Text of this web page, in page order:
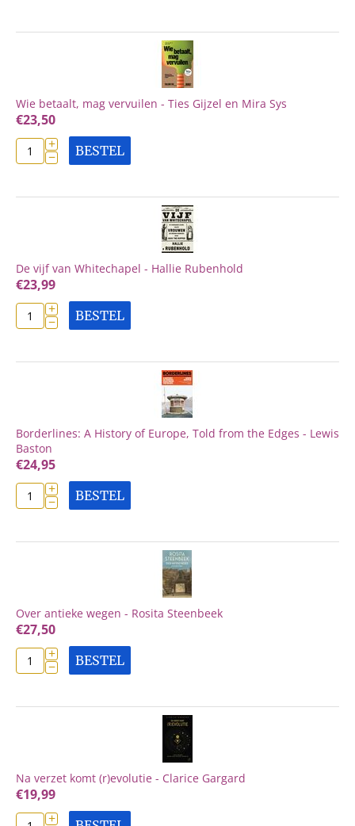
Wie betaalt, mag vervuilen - Ties Gijzel en Mira Sys
€23,50
+
− BESTEL
De vijf van Whitechapel - Hallie Rubenhold
€23,99
+
− BESTEL
Borderlines: A History of Europe, Told from the Edges - Lewis
Baston
€24,95
+
− BESTEL
Over antieke wegen - Rosita Steenbeek
€27,50
+
− BESTEL
Na verzet komt (r)evolutie - Clarice Gargard
€19,99
+